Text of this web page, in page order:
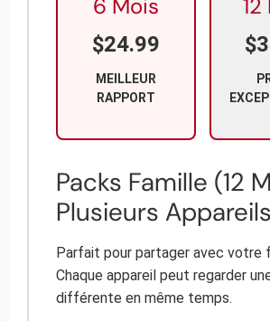
6 Mois
$24.99
MEILLEUR
RAPPORT
Packs Famille (12
Plusieurs
Parfait pour partager avec votre
Chaque appareil peut regarder
différente en même temps.